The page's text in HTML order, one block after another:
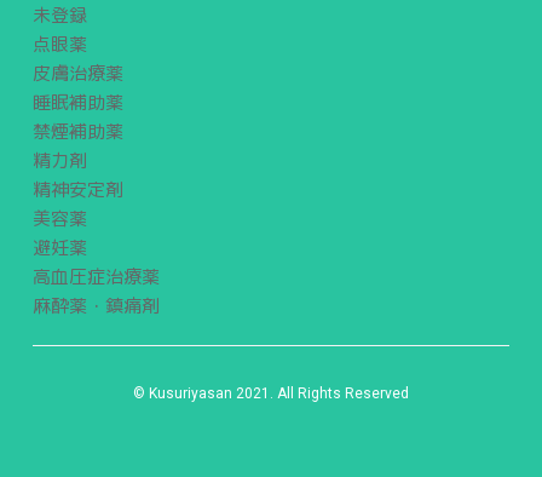
未登録
点眼薬
皮膚治療薬
睡眠補助薬
禁煙補助薬
精力剤
精神安定剤
美容薬
避妊薬
高血圧症治療薬
麻酔薬・鎮痛剤
© Kusuriyasan 2021. All Rights Reserved